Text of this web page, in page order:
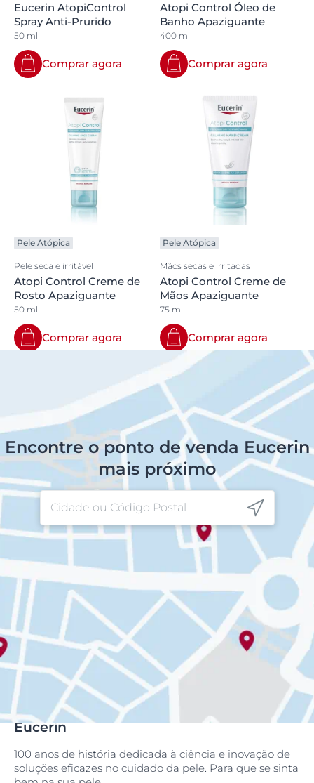
Eucerin AtopiControl
Spray Anti-Prurido
50 ml
Comprar agora
Atopi Control Óleo de
Banho Apaziguante
400 ml
Comprar agora
Pele Atópica
Pele seca e irritável
Atopi Control Creme de
Rosto Apaziguante
50 ml
Comprar agora
Pele Atópica
Mãos secas e irritadas
Atopi Control Creme de
Mãos Apaziguante
75 ml
Comprar agora
Encontre o ponto de venda Eucerin
mais próximo
Eucerin
100 anos de história dedicada à ciência e inovação de
soluções eficazes no cuidado da pele. Para que se sinta